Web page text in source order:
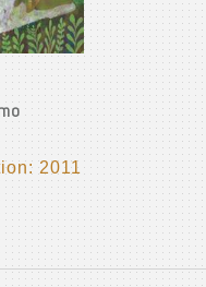
2011